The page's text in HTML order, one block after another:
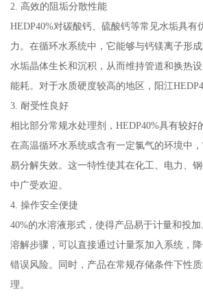
2. 高效的阻垢分散性能
HEDP40%对碳酸钙、硫酸钙等常见水垢具有
力。在循环水系统中，它能够与钙镁离子形
水垢晶体生长和沉积，从而维持管道和换热
能耗。对于水质硬度较高的地区，阳江
3. 耐受性良好
相比部分常规水处理剂，HEDP40%具有较好
在高温循环水系统或含有一定氯气的环境中
易分解失效。这一特性使其在化工、电力、
中广受欢迎。
4. 操作安全便捷
40%的水溶液形式，使得产品易于计量和投
溶解步骤，可以直接通过计量泵加入系统，
错误风险。同时，产品在常规存储条件下性
理。